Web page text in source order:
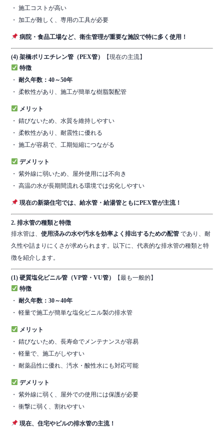
・ 施工コストが高い
・ 加工が難しく、専用の工具が必要
病院・食品工場など、衛生管理が重要な施設で特に多く使用！
(4) 架橋ポリエチレン管（PEX管）
【現在の主流】
特徴
・耐久年数：40～50年
・ 柔軟性があり、施工が簡単な樹脂製配管
メリット
・ 錆びないため、水質を維持しやすい
・ 柔軟性があり、耐震性に優れる
・ 施工が容易で、工期短縮につながる
デメリット
・ 紫外線に弱いため、屋外使用には不向き
・ 高温の水が長期間流れる環境では劣化しやすい
現在の新築住宅では、給水管・給湯管ともにPEX管が主流！
2. 排水管の種類と特徴
排水管は、使用済みの水や汚水を効率よく排出するための配管 であり、耐
久性や詰まりにくさが求められます。以下に、代表的な排水管の種類と特
徴を紹介します。
(1) 硬質塩化ビニル管（VP管・VU管）
【最も一般的】
特徴
・耐久年数：30～40年
・ 軽量で施工が簡単な塩化ビニル製の排水管
メリット
・ 錆びないため、長寿命でメンテナンスが容易
・ 軽量で、施工がしやすい
・ 耐薬品性に優れ、汚水・酸性水にも対応可能
デメリット
・ 紫外線に弱く、屋外での使用には保護が必要
・ 衝撃に弱く、割れやすい
現在、住宅やビルの排水管の主流！